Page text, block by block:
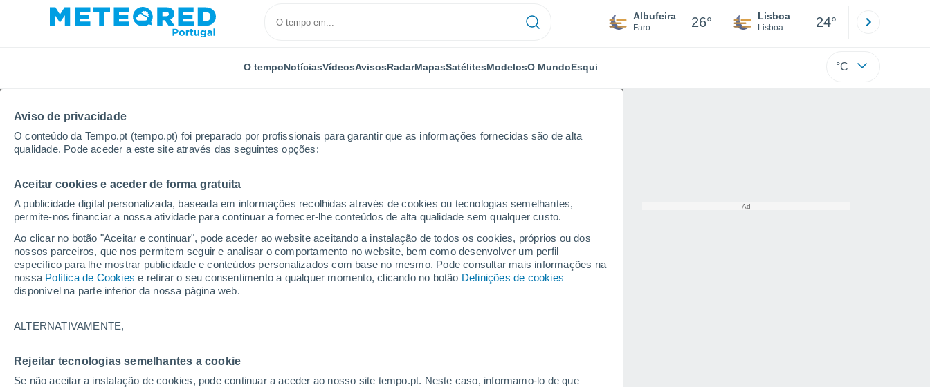
Aviso de privacidade
O conteúdo da Tempo.pt (tempo.pt) foi preparado por profissionais para garantir que as informações fornecidas são de alta
qualidade. Pode aceder a este site através das seguintes opções:
Aceitar cookies e aceder de forma gratuita
A publicidade digital personalizada, baseada em informações recolhidas através de cookies ou tecnologias semelhantes,
permite-nos financiar a nossa atividade para continuar a fornecer-lhe conteúdos de alta qualidade sem qualquer custo.
Ao clicar no botão "Aceitar e continuar", pode aceder ao website aceitando a instalação de todos os cookies, próprios ou dos
nossos parceiros, que nos permitem seguir e analisar o comportamento no website, bem como desenvolver um perfil
específico para lhe mostrar publicidade e conteúdos personalizados com base no mesmo. Pode consultar mais informações na
nossa Política de Cookies e retirar o seu consentimento a qualquer momento, clicando no botão Definições de cookies
disponível na parte inferior da nossa página web.
ALTERNATIVAMENTE,
Rejeitar tecnologias semelhantes a cookie
Se não aceitar a instalação de cookies, pode continuar a aceder ao nosso site tempo.pt. Neste caso, informamo-lo de que
Albufeira
Faro 26° Lisboa
Lisboa 24°
O tempoNotíciasVídeosAvisosRadarMapasSatélitesModelosO MundoEsqui °C
Início Chile Região de Antofagasta
O tempo em todos os lugares da Região de
Antofagasta
O tempo em todos os lugares da Região de Antofagasta
Aguas Blancas La Rioja